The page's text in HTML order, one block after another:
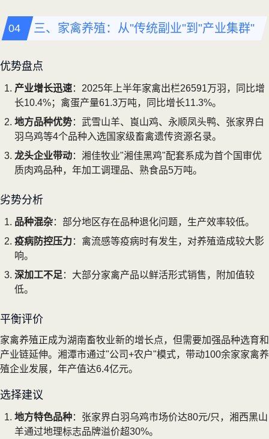
三、家禽养殖：从"传统副业"到"产业集群"
优势盘点
产业增长迅速：2025年上半年家禽出栏26591万羽，同比增
长10.4%；禽蛋产量61.3万吨，同比增长11.3%。
地方品种优势：武雪山羊、崀山鸡、永顺凤头鸭、张家界白
羽乌鸡等4个品种入选国家级畜禽遗传资源名录。
龙头企业带动：湘佳牧业"湘佳黑鸡"配套系成为首个国审优
质肉鸡品种，年加工调理品、熟食品5万吨。
劣势分析
品种混杂：部分地区存在品种退化问题，生产效率较低。
疫病防控压力：禽流感等疫病时有发生，对养殖造成较大影
响。
深加工不足 ：大部分家禽产品以鲜活形式销售，附加值较
低。
平衡评价
家禽养殖正成为湖南畜牧业新的增长点，但需要加强品种选育和
产业链延伸。湘潭市通过"公司+农户"模式，带动100余家家禽养
殖企业发展，年产值达6.4亿元。
选择建议
地方特色品种：张家界白羽乌鸡市场价达80元/只，湘西黑山
羊通过地理标志品牌溢价超30%。